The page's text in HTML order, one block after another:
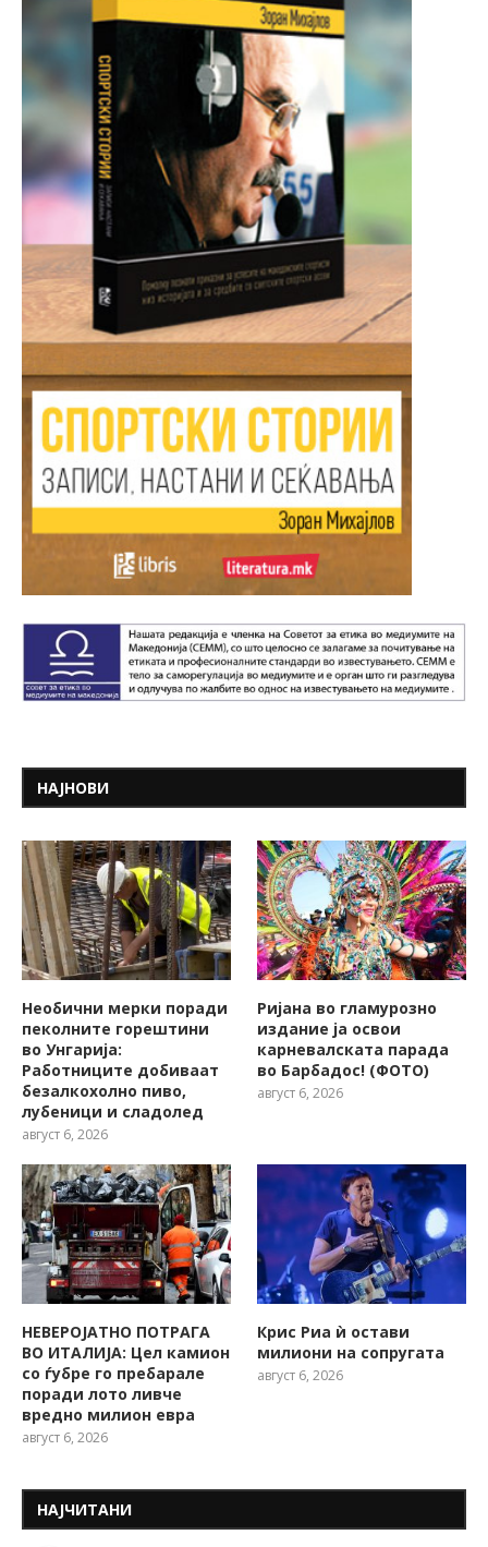
НАЈНОВИ
Необични мерки поради
пеколните горештини
во Унгарија:
Работниците добиваат
безалкохолно пиво,
лубеници и сладолед
август 6, 2026
Ријана во гламурозно
издание ја освои
карневалската парада
во Барбадос! (ФОТО)
август 6, 2026
НЕВЕРОЈАТНО ПОТРАГА
ВО ИТАЛИЈА: Цел камион
со ѓубре го пребарале
поради лото ливче
вредно милион евра
август 6, 2026
Крис Риа ѝ остави
милиони на сопругата
август 6, 2026
НАЈЧИТАНИ